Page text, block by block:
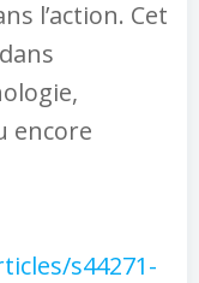
l’action. Cet
encore
s44271-